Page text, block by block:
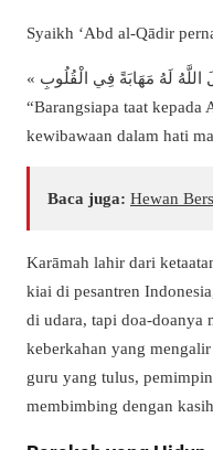
Syaikh ‘Abd al-Qādir
“Barangsiapa taat
kewibawaan dalam hati
Baca juga: Hewan
Karāmah lahir dari
kiai di pesantren
di udara, tapi doa-doanya
keberkahan yang
guru yang tulus,
membimbing dengan